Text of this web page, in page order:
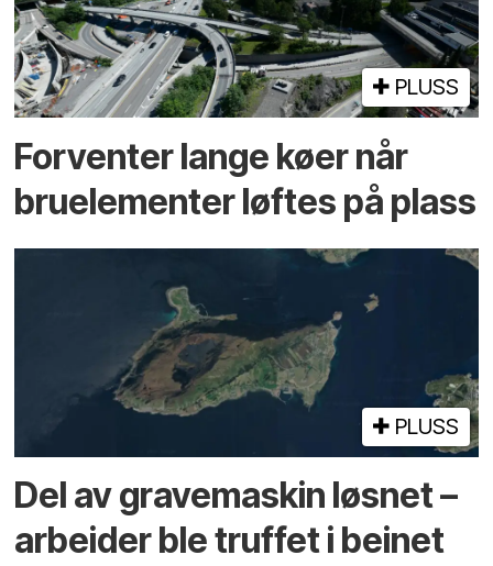
PLUSS
Forventer lange køer når
bru­elementer løftes på plass
PLUSS
Del av grave­maskin løsnet –
arbeider ble truffet i beinet